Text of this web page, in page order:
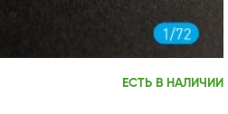
ЕСТЬ В НАЛИЧИИ